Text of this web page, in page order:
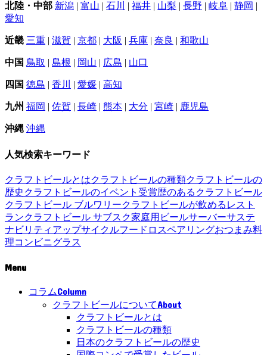
北陸・中部 新潟 | 富山 | 石川 | 福井 | 山梨 | 長野 | 岐阜 | 静岡 |
愛知
近畿 三重 | 滋賀 | 京都 | 大阪 | 兵庫 | 奈良 | 和歌山
中国 鳥取 | 島根 | 岡山 | 広島 | 山口
四国 徳島 | 香川 | 愛媛 | 高知
九州 福岡 | 佐賀 | 長崎 | 熊本 | 大分 | 宮崎 | 鹿児島
沖縄 沖縄
人気検索キーワード
クラフトビールとはクラフトビールの種類クラフトビールの
歴史 クラフトビールのイベント 受賞歴のあるクラフトビール
クラフトビール ブルワリークラフトビールが飲めるレスト
ランクラフトビール サブスク家庭用ビールサーバーサステ
ナビリティ アップサイクルフードロスペアリングおつまみ料
理コンビニグラス
Menu
コラムColumn
クラフトビールについてAbout
クラフトビールとは
クラフトビールの種類
日本のクラフトビールの歴史